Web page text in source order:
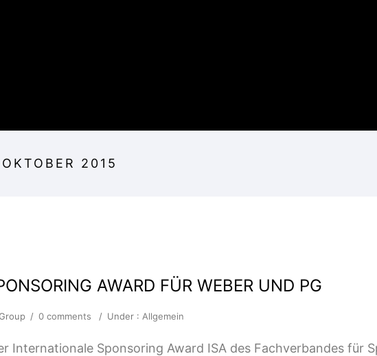
OKTOBER 2015
AWARD FÜR WEBER UND PG
/ 0 comments / Under : Allgemein
Internationale Sponsoring Award ISA des Fachverbandes für